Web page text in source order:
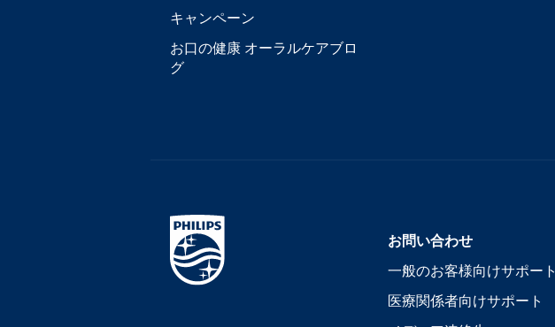
キャンペーン
お口の健康 オーラルケアブロ
グ
お問い合わせ
一般のお客様向けサポート
医療関係者向けサポート